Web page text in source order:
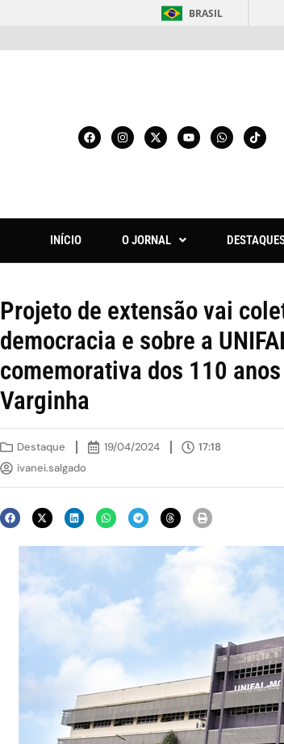
BRASIL
INÍCIO O JORNAL
Projeto de extensão vai
democracia e sobre a
comemorativa dos 110
Varginha
Destaque 19/04/2024
17:18
ivanei.salgado